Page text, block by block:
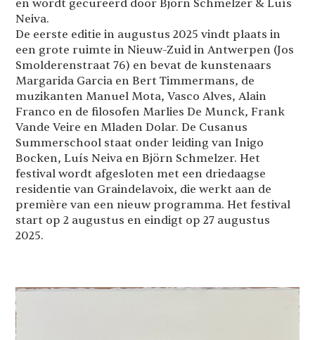
en wordt gecureerd door Björn Schmelzer & Luís
Neiva.
De eerste editie in augustus 2025 vindt plaats in
een grote ruimte in Nieuw-Zuid in Antwerpen (Jos
Smolderenstraat 76) en bevat de kunstenaars
Margarida Garcia en Bert Timmermans, de
muzikanten Manuel Mota, Vasco Alves, Alain
Franco en de filosofen Marlies De Munck, Frank
Vande Veire en Mladen Dolar. De Cusanus
Summerschool staat onder leiding van Inigo
Bocken, Luís Neiva en Björn Schmelzer. Het
festival wordt afgesloten met een driedaagse
residentie van Graindelavoix, die werkt aan de
première van een nieuw programma. Het festival
start op 2 augustus en eindigt op 27 augustus
2025.